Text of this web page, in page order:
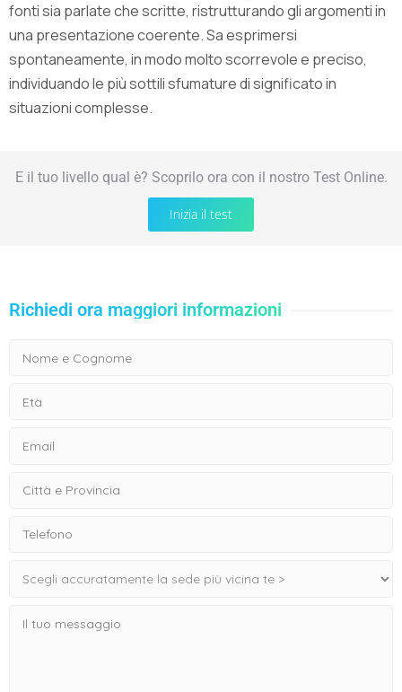
fonti sia parlate che scritte, ristrutturando gli argomenti in
una presentazione coerente. Sa esprimersi
spontaneamente, in modo molto scorrevole e preciso,
individuando le più sottili sfumature di significato in
situazioni complesse.
E il tuo livello qual è? Scoprilo ora con il nostro Test Online.
Inizia il test
Richiedi ora maggiori informazioni